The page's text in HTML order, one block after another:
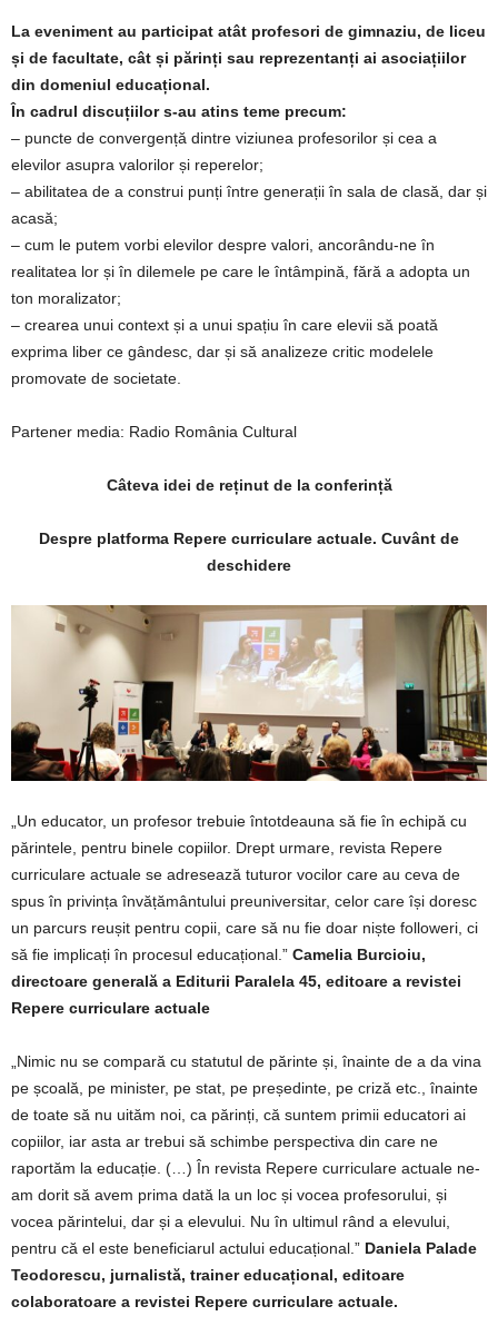
La eveniment au participat atât profesori de gimnaziu, de liceu
și de facultate, cât și părinți sau reprezentanți ai asociațiilor
din domeniul educațional.
În cadrul discuțiilor s-au atins teme precum:
– puncte de convergență dintre viziunea profesorilor și cea a
elevilor asupra valorilor și reperelor;
– abilitatea de a construi punți între generații în sala de clasă, dar și
acasă;
– cum le putem vorbi elevilor despre valori, ancorându-ne în
realitatea lor și în dilemele pe care le întâmpină, fără a adopta un
ton moralizator;
– crearea unui context și a unui spațiu în care elevii să poată
exprima liber ce gândesc, dar și să analizeze critic modelele
promovate de societate.
Partener media: Radio România Cultural
Câteva idei de reținut de la conferință
Despre platforma Repere curriculare actuale. Cuvânt de
deschidere
„Un educator, un profesor trebuie întotdeauna să fie în echipă cu
părintele, pentru binele copiilor. Drept urmare, revista Repere
curriculare actuale se adresează tuturor vocilor care au ceva de
spus în privința învățământului preuniversitar, celor care își doresc
un parcurs reușit pentru copii, care să nu fie doar niște followeri, ci
să fie implicați în procesul educațional.” Camelia Burcioiu,
directoare generală a Editurii Paralela 45, editoare a revistei
Repere curriculare actuale
„Nimic nu se compară cu statutul de părinte și, înainte de a da vina
pe școală, pe minister, pe stat, pe președinte, pe criză etc., înainte
de toate să nu uităm noi, ca părinți, că suntem primii educatori ai
copiilor, iar asta ar trebui să schimbe perspectiva din care ne
raportăm la educație. (…) În revista Repere curriculare actuale ne-
am dorit să avem prima dată la un loc și vocea profesorului, și
vocea părintelui, dar și a elevului. Nu în ultimul rând a elevului,
pentru că el este beneficiarul actului educațional.” Daniela Palade
Teodorescu, jurnalistă, trainer educațional, editoare
colaboratoare a revistei Repere curriculare actuale.